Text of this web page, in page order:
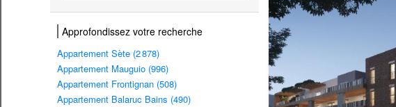
Approfondissez votre recherche
Appartement Sète (2 878)
Appartement Mauguio (996)
Appartement Frontignan (508)
Appartement Balaruc Bains (490)